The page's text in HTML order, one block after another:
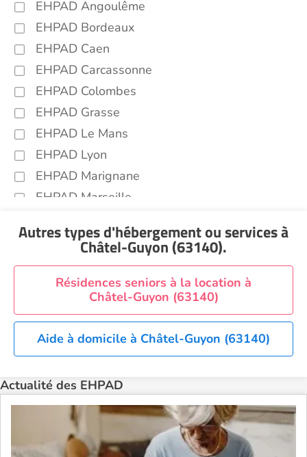
EHPAD Angoulême
EHPAD Bordeaux
EHPAD Caen
EHPAD Carcassonne
EHPAD Colombes
EHPAD Grasse
EHPAD Le Mans
EHPAD Lyon
EHPAD Marignane
EHPAD Marseille
EHPAD Nantes
EHPAD Paris
EHPAD Royan
EHPAD Saint-Etienne
EHPAD Toulouse
EHPAD Troyes
Recherche par ville
Autres types d'hébergement ou servicesà
Châtel-Guyon (63140).
Résidences seniors à la location à
Châtel-Guyon (63140)
Aide à domicile à Châtel-Guyon (63140)
Actualité des EHPAD